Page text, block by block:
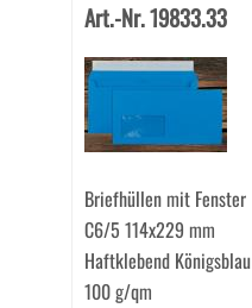
Art.-Nr. 19833.33
Briefhüllen mit Fenster
C6/5 114x229 mm
Haftklebend Königsblau
100 g/qm